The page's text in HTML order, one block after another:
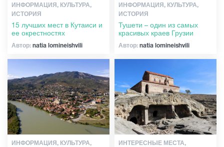
События
Планирование поездки
Грузия
ИНФОРМАЦИЯ, КУЛЬТУРА,
ИСТОРИЯ
15 лучших мест в Кутаиси и
ее окрестностях
Автор: natia lomineishvili
ИНФОРМАЦИЯ, КУЛЬТУРА,
ИСТОРИЯ
Тушети – один из самых
красивых краев Грузии
Автор: natia lomineishvili
ИНФОРМАЦИЯ, КУЛЬТУРА,
ИНТЕРЕСНЫЕ МЕСТА,